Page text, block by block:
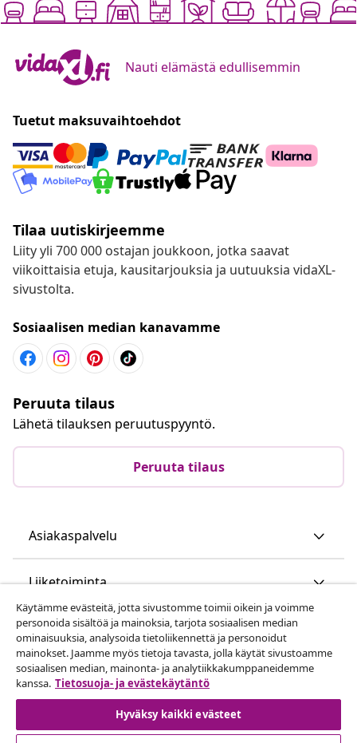
Nauti elämästä edullisemmin
Tuetut maksuvaihtoehdot
Tilaa uutiskirjeemme
Liity yli 700 000 ostajan joukkoon, jotka saavat
viikoittaisia etuja, kausitarjouksia ja uutuuksia vidaXL-
sivustolta.
Sosiaalisen median kanavamme
Peruuta tilaus
Lähetä tilauksen peruutuspyyntö.
Peruuta tilaus
Asiakaspalvelu
Liiketoiminta
vidaXL
Löydä lisää
Käytämme evästeitä, jotta sivustomme toimii oikein ja voimme
personoida sisältöä ja mainoksia, tarjota sosiaalisen median
ominaisuuksia, analysoida tietoliikennettä ja personoidut
mainokset. Jaamme myös tietoja tavasta, jolla käytät sivustoamme
sosiaalisen median, mainonta- ja analytiikkakumppaneidemme
kanssa. Tietosuoja- ja evästekäytäntö
Hyväksy kaikki evästeet